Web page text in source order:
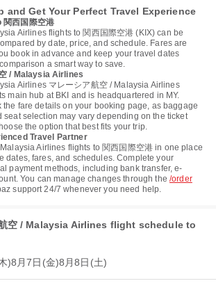
and Get Your Perfect Travel Experience
西国際空港
Airlines flights to 関西国際空港 (KIX) can be
by date, price, and schedule. Fares are
book in advance and keep your travel dates
a smart way to save.
/ Malaysia Airlines
Airlines マレーシア航空 / Malaysia Airlines
main hub at BKI and is headquartered in MY.
the fare details on your booking page, as baggage
seat selection may vary depending on the ticket
the option that best fits your trip.
Travel Partner
Airlines flights to 関西国際空港 in one place
dates, fares, and schedules. Complete your
payment methods, including bank transfer, e-
You can manage changes through the /order
support 24/7 whenever you need help.
空 / Malaysia Airlines flight schedule to
)8月7日(金)8月8日(土)